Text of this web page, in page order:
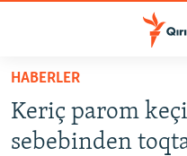
Esas
qaytmaq
Baş
SİYASET
HABERLER
Keriç parom
sebebinden